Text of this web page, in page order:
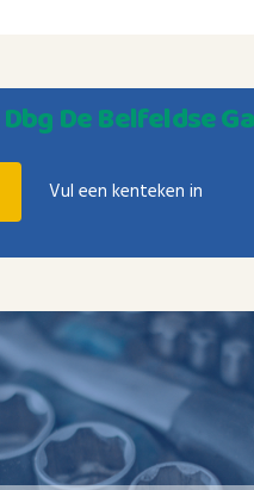
Dbg De Belfeldse
Vul een kenteken in